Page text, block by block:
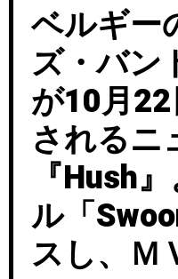
ベルギー
ズ・バン
が10月
されるニ
『Hush
ル「
スし、Ｍ